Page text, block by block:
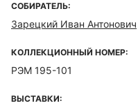
СОБИРАТЕЛЬ:
Зарецкий Иван Антонович
КОЛЛЕКЦИОННЫЙ НОМЕР:
РЭМ 195-101
ВЫСТАВКИ: